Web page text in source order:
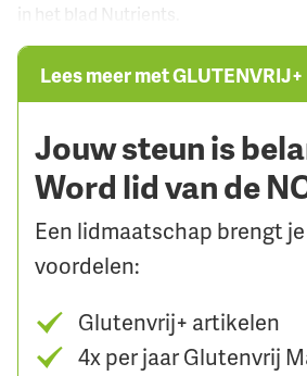
in het blad Nutrients.
Lees meer met GLUTENVRIJ+
Jouw steun is
Word lid van de
Een lidmaatschap brengt
voordelen:
Glutenvrij+ artikelen
4x per jaar Glutenvrij